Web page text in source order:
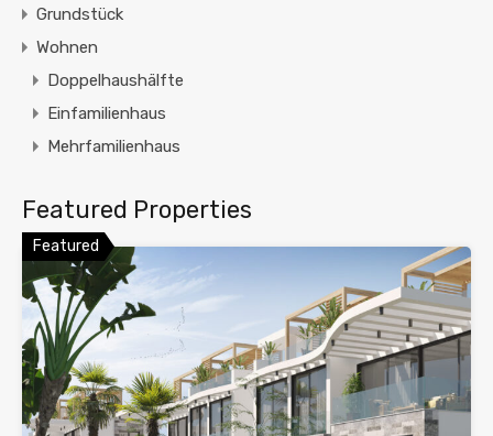
Grundstück
Wohnen
Doppelhaushälfte
Einfamilienhaus
Mehrfamilienhaus
Featured Properties
Featured